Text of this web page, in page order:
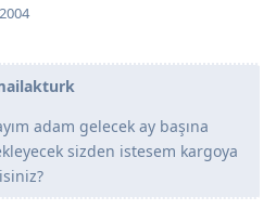
adam gelecek ay başına
sizden istesem kargoya